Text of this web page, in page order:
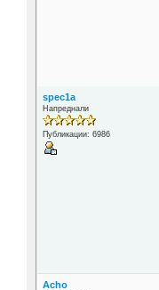
spec1a
Напреднали
Публикации: 6986
Acho